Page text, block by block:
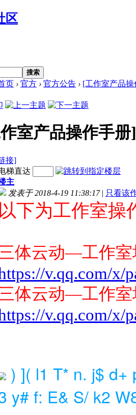
搜索
页 › 官方 › 官方公告 › [工作室产品
室产品操作手册]
接]
梯直达
主
发表于 2018-4-19 11:38:17 | 只看该
以下为工作室操
体云动—工作室
v.qq.com/x/
体云动—工作室
v.qq.com/x/
) ]( l1 T* n. j$ d+
y# f: E& S/ k2